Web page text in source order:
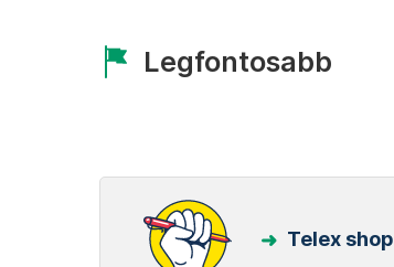
Legfontosabb
Telex shop